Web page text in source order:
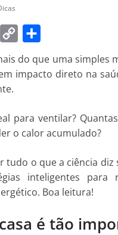
o
p
L
i
n
k
h
e
do que uma simples
impacto direto na
para ventilar?
o calor acumulado?
tudo o que a ciência
inteligentes
Boa leitura!
é tão